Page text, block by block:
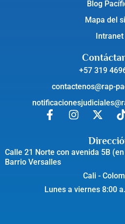
Blog
Mapa del
Intranet
+57 319
contactenos@rap-
Calle 21 Norte con avenida 5B
Barrio Versalles
Cali -
Lunes a viernes 8:00